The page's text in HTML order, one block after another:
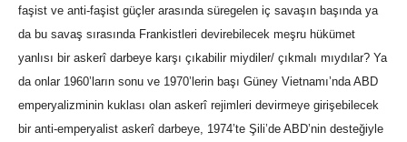
faşist ve anti-faşist güçler arasında süregelen iç savaşın başında ya
da bu savaş sırasında Frankistleri devirebilecek meşru hükümet
yanlısı bir askerî darbeye karşı çıkabilir miydiler/ çıkmalı mıydılar? Ya
da onlar 1960’ların sonu ve 1970’lerin başı Güney Vietnamı’nda ABD
emperyalizminin kuklası olan askerî rejimleri devirmeye girişebilecek
bir anti-emperyalist askerî darbeye, 1974’te Şili’de ABD’nin desteğiyle